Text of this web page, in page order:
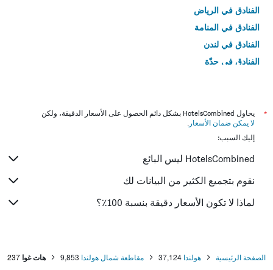
الفنادق في الرياض
الفنادق في المنامة
الفنادق في لندن
الفنادق في جدّة
*
يحاول HotelsCombined بشكل دائم الحصول على الأسعار الدقيقة، ولكن
لا يمكن ضمان الأسعار .
إليك السبب:
HotelsCombined ليس البائع
نقوم بتجميع الكثير من البيانات لك
لماذا لا تكون الأسعار دقيقة بنسبة 100٪؟
الصفحة الرئيسية هولندا 37,124 مقاطعة شمال هولندا 9,853 هات غوا 237